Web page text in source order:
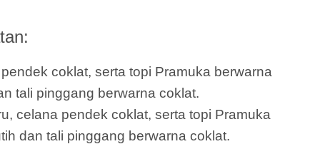
coklat, serta topi Pramuka berwarna
tali pinggang berwarna coklat.
celana pendek coklat, serta topi Pramuka
dan tali pinggang berwarna coklat.